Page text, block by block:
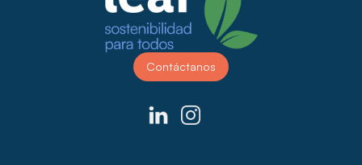
Contáctanos